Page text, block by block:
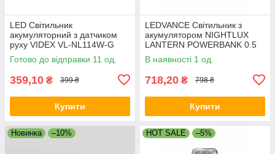
LED Світильник
акумуляторний з датчиком
руху VIDEX VL-NL114W-G
Готово до відправки 11 од.
359,10 ₴ 399 ₴
Купити
LEDVANCE Світильник з
акумулятором NIGHTLUX
LANTERN POWERBANK 0.5
Вт 3000/4000K 25Лм
500мА•год ліхтарик
В наявності 1 од.
718,20 ₴ 798 ₴
Купити
Новинка –10% HOT SALE –5%